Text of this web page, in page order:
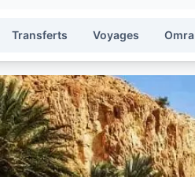
Transferts Voyages Omra